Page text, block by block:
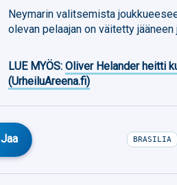
Neymarin valitsemista
olevan pelaajan on väitetty
LUE MYÖS:Oliver Helander heitti
(UrheiluAreena.fi)
Jaa BRASILIA